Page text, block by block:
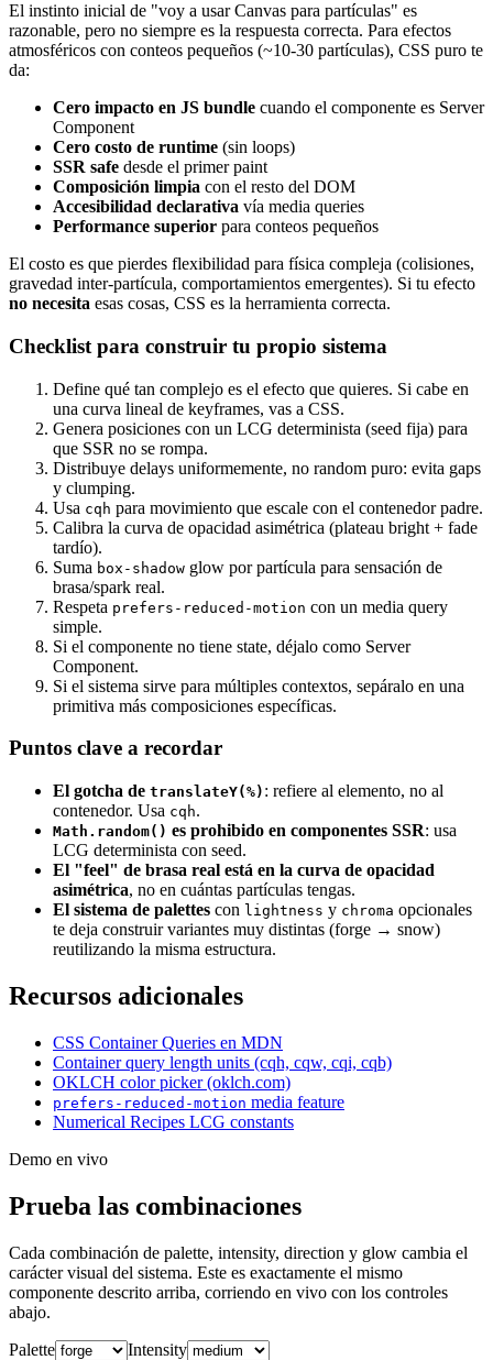
El instinto inicial de "voy a usar Canvas para partículas" es
razonable, pero no siempre es la respuesta correcta. Para efectos
atmosféricos con conteos pequeños (~10-30 partículas), CSS puro te
da:
Cero impacto en JS bundle cuando el componente es Server
Component
Cero costo de runtime (sin loops)
SSR safe desde el primer paint
Composición limpia con el resto del DOM
Accesibilidad declarativa vía media queries
Performance superior para conteos pequeños
El costo es que pierdes flexibilidad para física compleja (colisiones,
gravedad inter-partícula, comportamientos emergentes). Si tu efecto
no necesita esas cosas, CSS es la herramienta correcta.
Checklist para construir tu propio sistema
Define qué tan complejo es el efecto que quieres. Si cabe en
una curva lineal de keyframes, vas a CSS.
Genera posiciones con un LCG determinista (seed fija) para
que SSR no se rompa.
Distribuye delays uniformemente, no random puro: evita gaps
y clumping.
Usa cqh para movimiento que escale con el contenedor padre.
Calibra la curva de opacidad asimétrica (plateau bright + fade
tardío).
Suma box-shadow glow por partícula para sensación de
brasa/spark real.
Respeta prefers-reduced-motion con un media query
simple.
Si el componente no tiene state, déjalo como Server
Component.
Si el sistema sirve para múltiples contextos, sepáralo en una
primitiva más composiciones específicas.
Puntos clave a recordar
El gotcha de translateY(%) : refiere al elemento, no al
contenedor. Usa cqh.
Math.random() es prohibido en componentes SSR: usa
LCG determinista con seed.
El "feel" de brasa real está en la curva de opacidad
asimétrica, no en cuántas partículas tengas.
El sistema de palettes con lightness y chroma opcionales
te deja construir variantes muy distintas (forge → snow)
reutilizando la misma estructura.
Recursos adicionales
CSS Container Queries en MDN
Container query length units (cqh, cqw, cqi, cqb)
OKLCH color picker (oklch.com)
prefers-reduced-motion media feature
Numerical Recipes LCG constants
Demo en vivo
Prueba las combinaciones
Cada combinación de palette, intensity, direction y glow cambia el
carácter visual del sistema. Este es exactamente el mismo
componente descrito arriba, corriendo en vivo con los controles
abajo.
Palette
Intensity